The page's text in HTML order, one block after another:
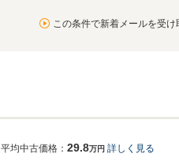
この条件で新着メールを受け
平均中古価格： 29.8万円 詳しく見る